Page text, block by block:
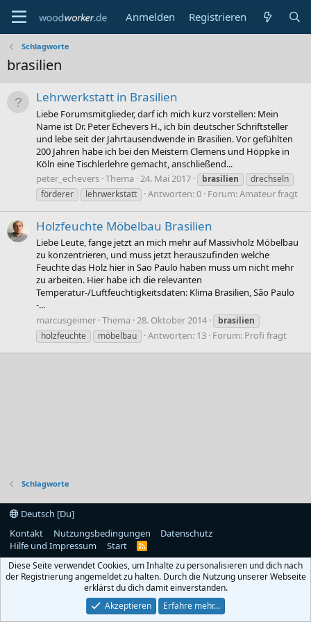
Anmelden Registrieren
Schlagworte
brasilien
Lehrwerkstatt in Brasilien
Liebe Forumsmitglieder, darf ich mich kurz vorstellen: Mein
Name ist Dr. Peter Echevers H., ich bin deutscher Schriftsteller
und lebe seit der Jahrtausendwende in Brasilien. Vor gefühlten
200 Jahren habe ich bei den Meistern Clemens und Höppke in
Köln eine Tischlerlehre gemacht, anschließend...
peter_echevers Thema 24. Mai 2017 brasilien
drechseln
förderer
lehrwerkstatt Antworten: 0 Forum:Amateur fragt
Holzfeuchte Möbelbau Brasilien
Liebe Leute, fange jetzt an mich mehr auf Massivholz Möbelbau
zu konzentrieren, und muss jetzt herauszufinden welche
Feuchte das Holz hier in Sao Paulo haben muss um nicht mehr
zu arbeiten. Hier habe ich die relevanten
Temperatur-/Luftfeuchtigkeitsdaten: Klima Brasilien, São Paulo
-...
marcusgeimer Thema 28. Oktober 2014
brasilien
holzfeuchte
möbelbau Antworten: 13 Forum: Profi fragt
Schlagworte
Deutsch [Du]
Kontakt
Nutzungsbedingungen
Datenschutz
Hilfe und Impressum
Start
R
S
Diese Seite verwendet Cookies, um Inhalte zu personalisieren und dich nach
der Registrierung angemeldet zu halten. Durch die Nutzung unserer Webseite
erklärst du dich damit einverstanden.
Akzeptieren
Erfahre mehr…